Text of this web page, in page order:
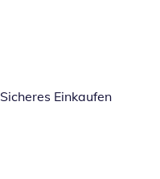
Sicheres Einkaufen